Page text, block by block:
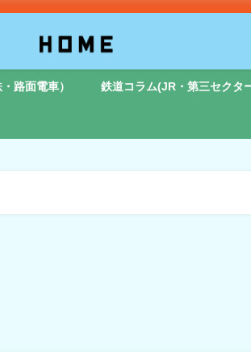
路面電車） 鉄道コラム(JR・第三セクタ